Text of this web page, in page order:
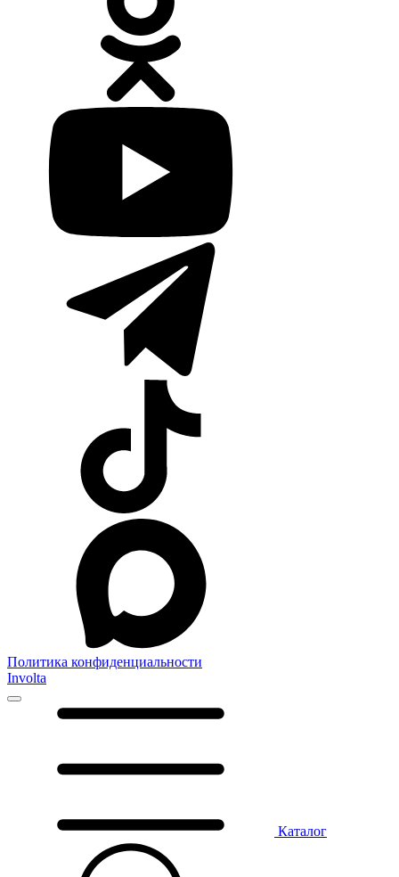
Политика конфиденциальности
Involta
Каталог